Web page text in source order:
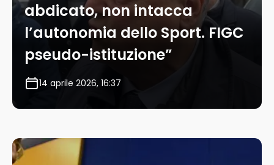
abdicato, non intacca
l’autonomia dello Sport. FIGC
pseudo-istituzione”
14 aprile 2026, 16:37